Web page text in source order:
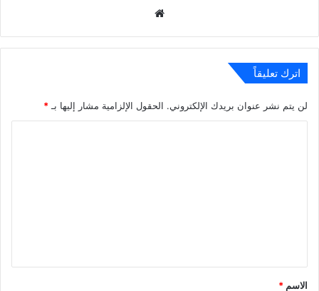
اترك تعليقاً
لن يتم نشر عنوان بريدك الإلكتروني. الحقول الإلزامية مشار إليها بـ *
*
الاسم *